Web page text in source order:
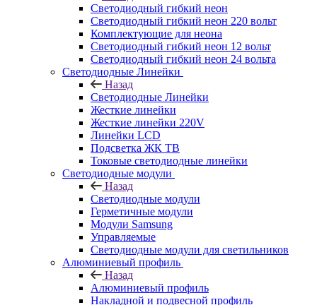
Светодиодный гибкий неон
Светодиодный гибкий неон 220 вольт
Комплектующие для неона
Светодиодный гибкий неон 12 вольт
Светодиодный гибкий неон 24 вольта
Светодиодные Линейки
Назад
Светодиодные Линейки
Жесткие линейки
Жесткие линейки 220V
Линейки LCD
Подсветка ЖК ТВ
Токовые светодиодные линейки
Светодиодные модули
Назад
Светодиодные модули
Герметичные модули
Модули Samsung
Управляемые
Светодиодные модули для светильников
Алюминиевый профиль
Назад
Алюминиевый профиль
Накладной и подвесной профиль